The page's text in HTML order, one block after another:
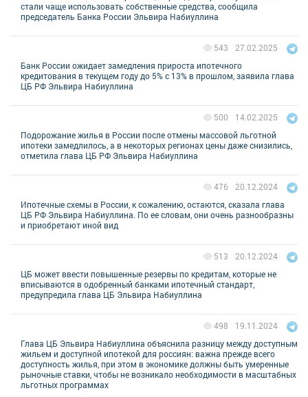
стали чаще использовать собственные средства, сообщила
председатель Банка России Эльвира Набиуллина
Банк России ожидает замедления прироста ипотечного
кредитования в текущем году до 5% с 13% в прошлом, заявила глава
ЦБ РФ Эльвира Набиуллина
27.02.2025
543
Подорожание жилья в России после отмены массовой льготной
ипотеки замедлилось, а в некоторых регионах цены даже снизились,
отметила глава ЦБ РФ Эльвира Набиуллина
14.02.2025
500
Ипотечные схемы в России, к сожалению, остаются, сказала глава
ЦБ РФ Эльвира Набиуллина. По ее словам, они очень разнообразны
и приобретают иной вид
20.12.2024
476
ЦБ может ввести повышенные резервы по кредитам, которые не
вписываются в одобренный банками ипотечный стандарт,
предупредила глава ЦБ Эльвира Набиуллина
20.12.2024
513
Глава ЦБ Эльвира Набиуллина объяснила разницу между доступным
жильем и доступной ипотекой для россиян: важна прежде всего
доступность жилья, при этом в экономике должны быть умеренные
рыночные ставки, чтобы не возникало необходимости в масштабных
льготных программах
19.11.2024
498